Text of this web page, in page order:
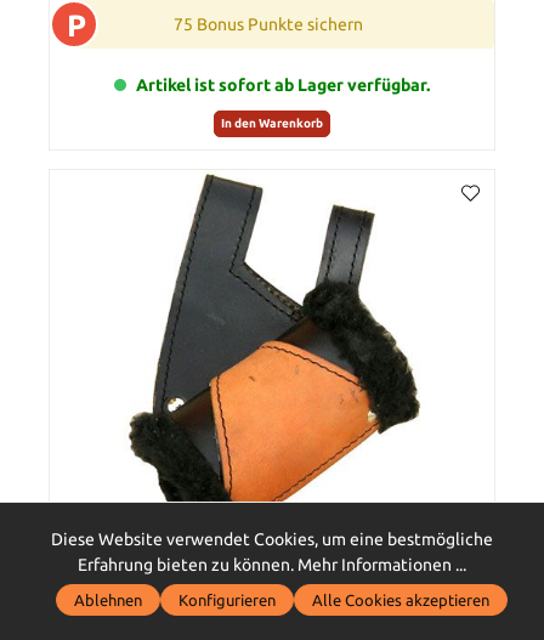
P 75 Bonus Punkte sichern
Artikel ist sofort ab Lager verfügbar.
In den Warenkorb
IRON FORTRESS
Diese Website verwendet Cookies, um eine bestmögliche
Erfahrung bieten zu können. Mehr Informationen ...
Ablehnen Konfigurieren Alle Cookies akzeptieren